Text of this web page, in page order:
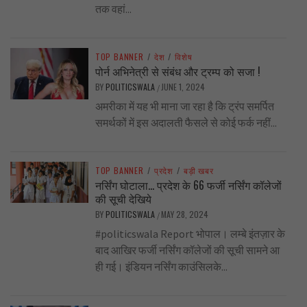
तक वहां...
TOP BANNER / देश / विशेष
पोर्न अभिनेत्री से संबंध और ट्रम्प को सजा !
BY POLITICSWALA / JUNE 1, 2024
अमरीका में यह भी माना जा रहा है कि ट्रंप समर्पित
समर्थकों में इस अदालती फैसले से कोई फर्क नहीं...
TOP BANNER / प्रदेश / बड़ी खबर
नर्सिंग घोटाला… प्रदेश के 66 फर्जी नर्सिंग कॉलेजों
की सूची देखिये
BY POLITICSWALA / MAY 28, 2024
#politicswala Report भोपाल। लम्बे इंतज़ार के
बाद आखिर फर्जी नर्सिंग कॉलेजों की सूची सामने आ
ही गई। इंडियन नर्सिंग काउंसिलके...